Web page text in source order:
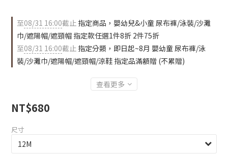
至08/31 16:00截止 指定商品，嬰幼兒&小童 尿布褲/泳裝/沙灘
巾/遮陽帽/遮頸帽 指定款任選1件8折 2件75折
至08/31 16:00截止 指定分類，即日起~8月 嬰幼童 尿布褲/泳
裝/沙灘巾/遮陽帽/遮頸帽/涼鞋 指定品滿額贈 (不累贈)
查看更多
NT$680
尺寸